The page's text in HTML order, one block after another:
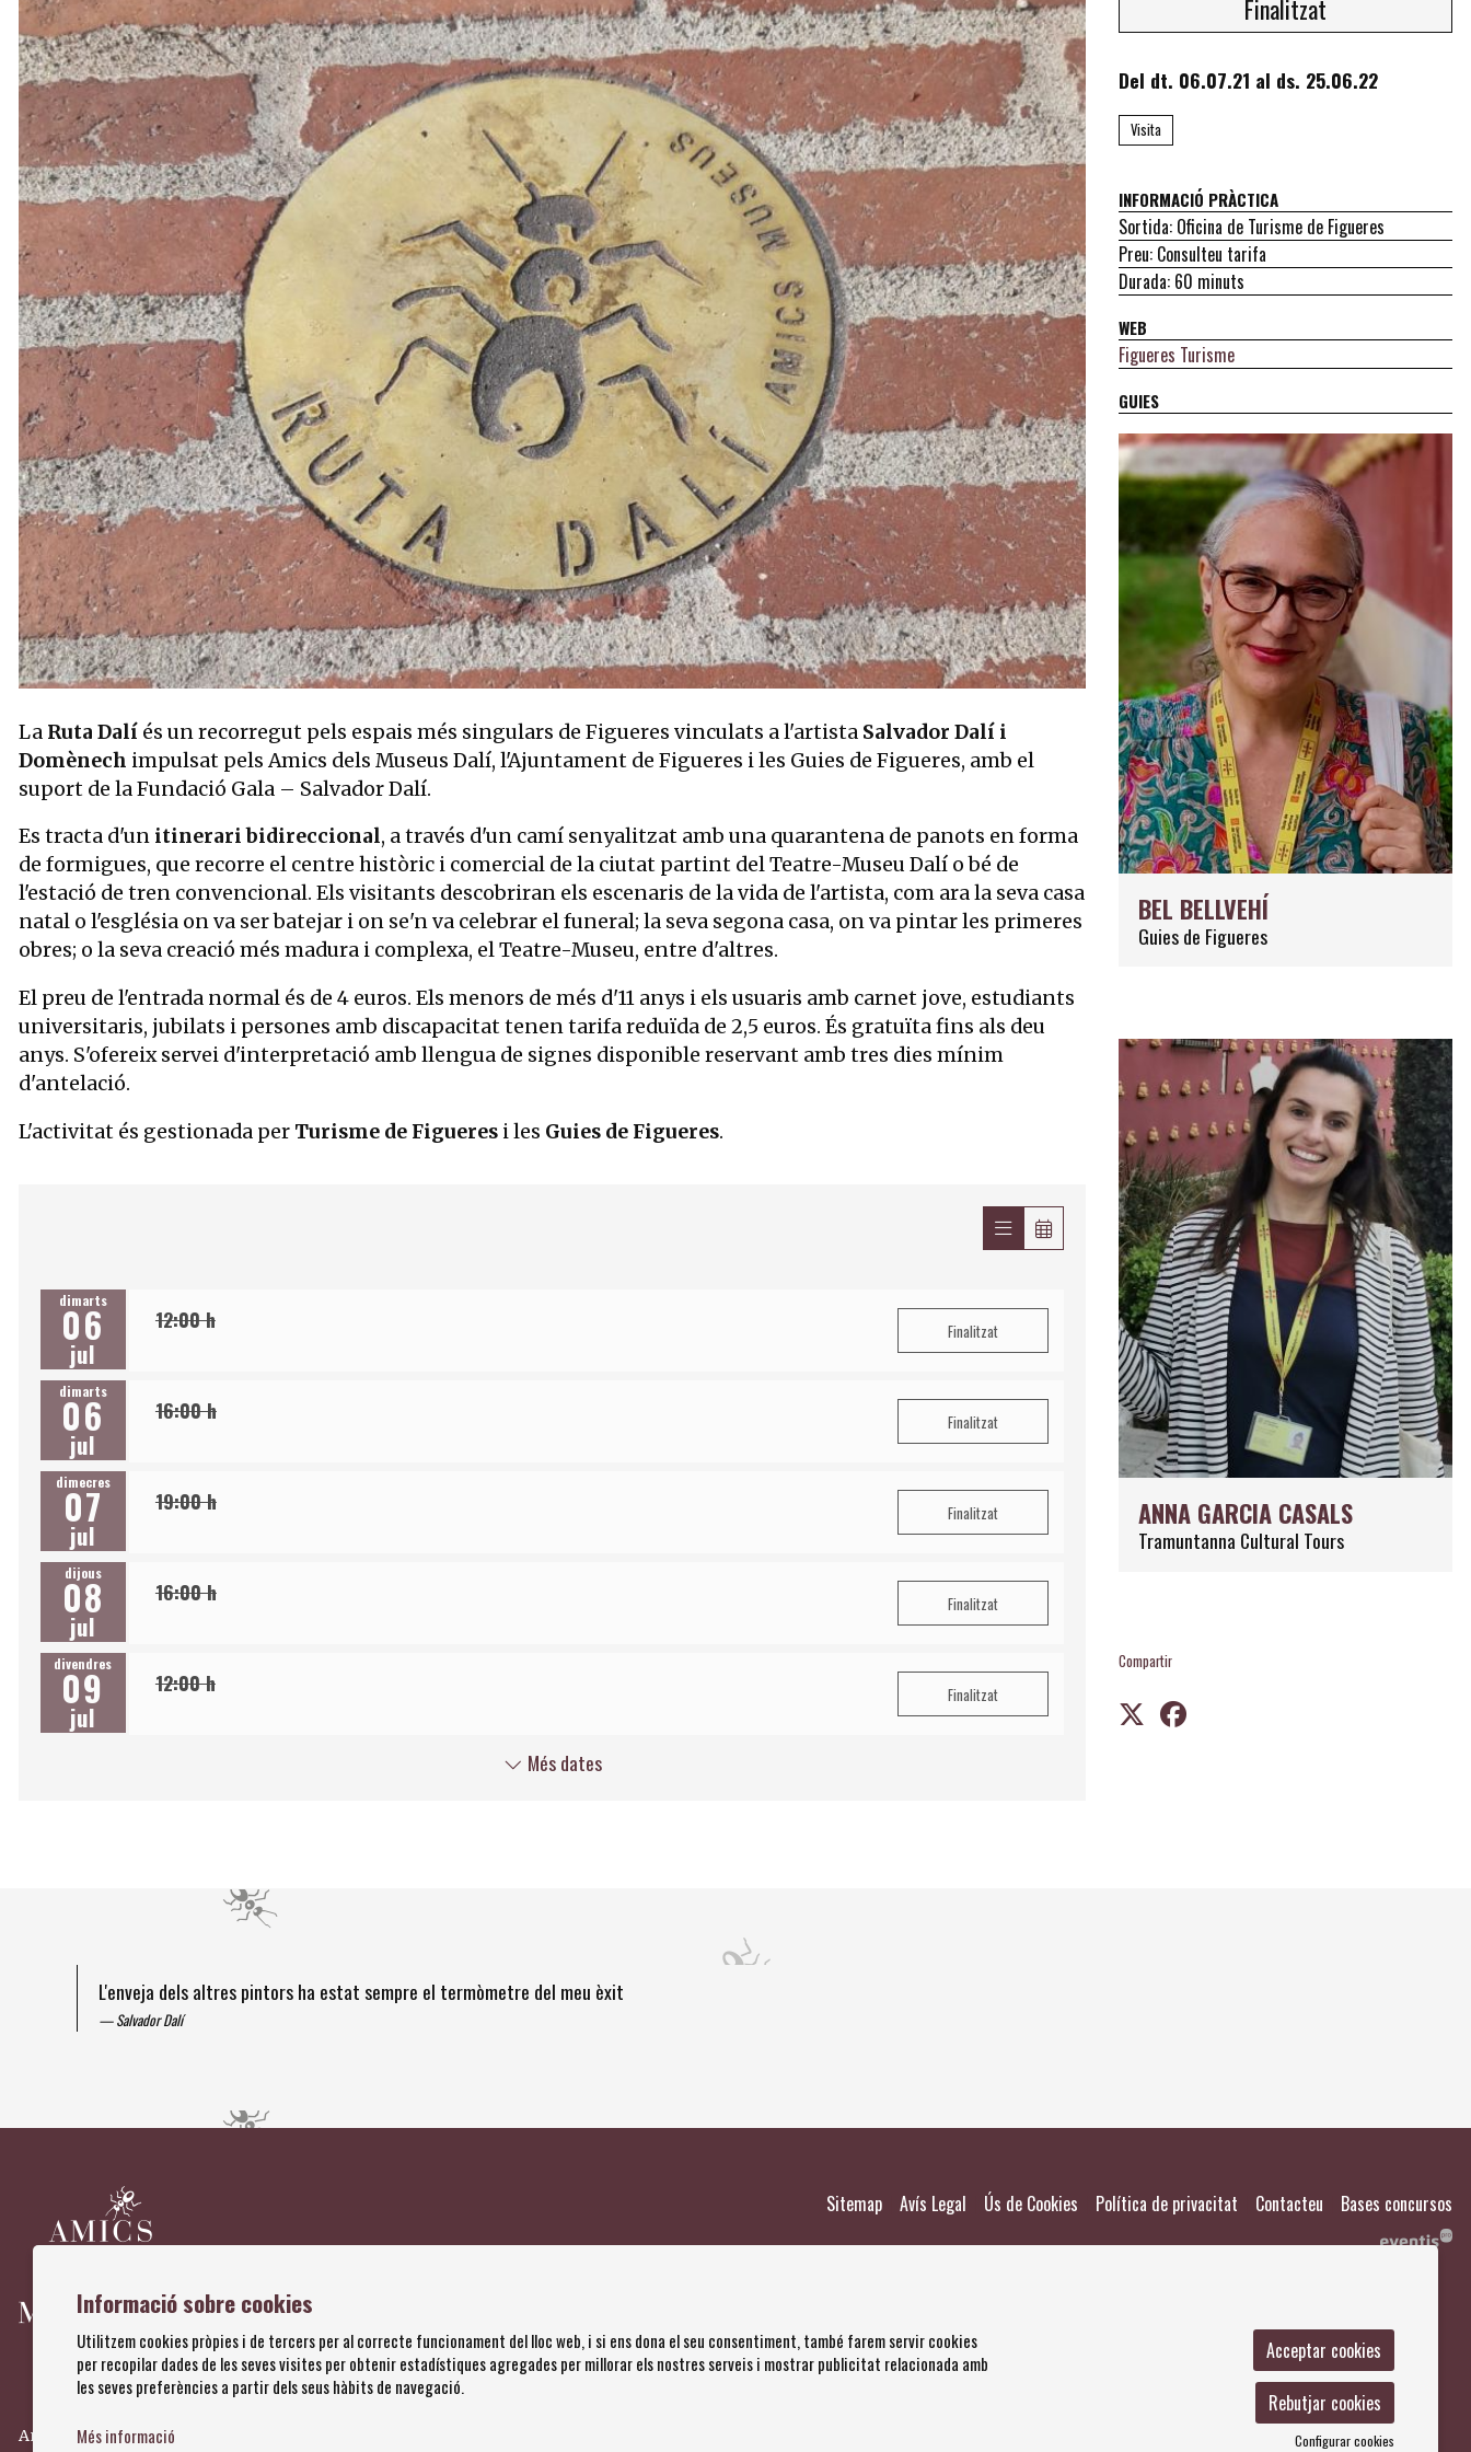
Finalitzat
Del dt. 06.07.21 al ds. 25.06.22
Visita
INFORMACIÓ PRÀCTICA
Sortida: Oficina de Turisme de Figueres
Preu: Consulteu tarifa
Durada: 60 minuts
WEB
Figueres Turisme
GUIES
BEL BELLVEHÍ
Guies de Figueres
ANNA GARCIA CASALS
Tramuntanna Cultural Tours
Compartir
La Ruta Dalí és un recorregut pels espais més singulars de Figueres vinculats a l'artista Salvador Dalí i
Domènech impulsat pels Amics dels Museus Dalí, l'Ajuntament de Figueres i les Guies de Figueres, amb el
suport de la Fundació Gala – Salvador Dalí.
Es tracta d'un itinerari bidireccional, a través d'un camí senyalitzat amb una quarantena de panots en forma
de formigues, que recorre el centre històric i comercial de la ciutat partint del Teatre-Museu Dalí o bé de
l'estació de tren convencional. Els visitants descobriran els escenaris de la vida de l'artista, com ara la seva casa
natal o l'església on va ser batejar i on se'n va celebrar el funeral; la seva segona casa, on va pintar les primeres
obres; o la seva creació més madura i complexa, el Teatre-Museu, entre d'altres.
El preu de l'entrada normal és de 4 euros. Els menors de més d'11 anys i els usuaris amb carnet jove, estudiants
universitaris, jubilats i persones amb discapacitat tenen tarifa reduïda de 2,5 euros. És gratuïta fins als deu
anys. S'ofereix servei d'interpretació amb llengua de signes disponible reservant amb tres dies mínim
d'antelació.
L'activitat és gestionada per Turisme de Figueres i les Guies de Figueres.
dimarts
06
jul
12:00 h Finalitzat
dimarts
06
jul
16:00 h Finalitzat
dimecres
07
jul
19:00 h Finalitzat
dijous
08
jul
16:00 h Finalitzat
divendres
09
jul
12:00 h Finalitzat
Més dates
L'enveja dels altres pintors ha estat sempre el termòmetre del meu èxit
Salvador Dalí
Amics dels Museus Dalí | Pujada del Castell, 28 | 17600 Figueres
Sitemap Avís Legal Ús de Cookies Política de privacitat Contacteu Bases concursos
Informació sobre cookies
Utilitzem cookies pròpies i de tercers per al correcte funcionament del lloc web, i si ens dona el seu consentiment, també farem servir cookies
per recopilar dades de les seves visites per obtenir estadístiques agregades per millorar els nostres serveis i mostrar publicitat relacionada amb
les seves preferències a partir dels seus hàbits de navegació.
Més informació
Acceptar cookies
Rebutjar cookies
Configurar cookies